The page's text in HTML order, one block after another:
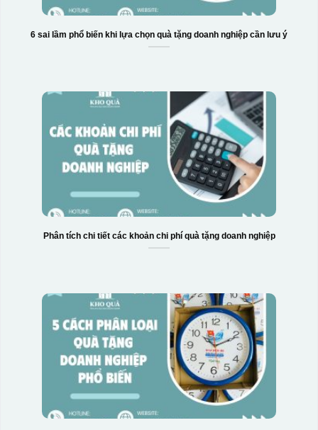
6 sai lầm phổ biến khi lựa chọn quà tặng doanh nghiệp cần lưu ý
Phân tích chi tiết các khoản chi phí quà tặng doanh nghiệp